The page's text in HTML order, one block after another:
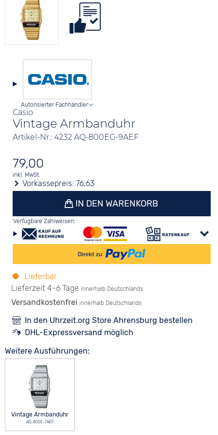
Casio
Vintage Armbanduhr
Artikel-Nr.: 4232 AQ-800EG-9AEF
Autorisierter Fachhändler
79,00
inkl. MwSt.
Vorkassepreis:76,63
IN DEN WARENKORB
Verfügbare Zahlweisen:
Lieferbar
Lieferzeit 4-6 Tage innerhalb Deutschlands
Versandkostenfrei innerhalb Deutschlands
In den Uhrzeit.org Store Ahrensburg bestellen
DHL-Expressversand möglich
Weitere Ausführungen:
Vintage Armbanduhr
AQ-800E-7AEF